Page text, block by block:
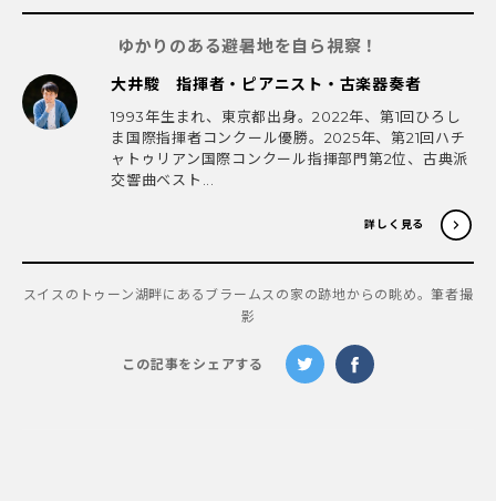
ゆかりのある避暑地を自ら視察！
大井駿 指揮者・ピアニスト・古楽器奏者
1993年生まれ、東京都出身。2022年、第1回ひろし
ま国際指揮者コンクール優勝。2025年、第21回ハチ
ャトゥリアン国際コンクール指揮部門第2位、古典派
交響曲ベスト...
詳しく見る
スイスのトゥーン湖畔にあるブラームスの家の跡地からの眺め。筆者撮
影
この記事をシェアする